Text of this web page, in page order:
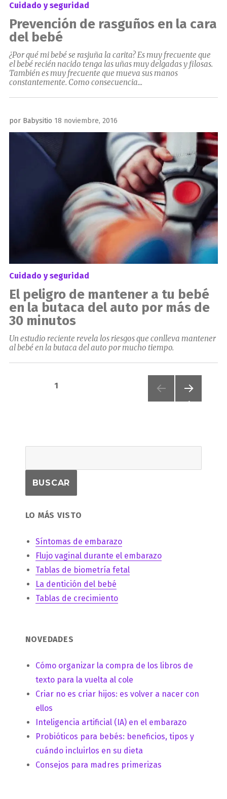
Cuidado y seguridad
Prevención de rasguños en la cara
del bebé
¿Por qué mi bebé se rasjuña la carita? Es muy frecuente que
el bebé recién nacido tenga las uñas muy delgadas y filosas.
También es muy frecuente que mueva sus manos
constantemente. Como consecuencia...
por Babysitio Publicado
el
18 noviembre, 2016
Cuidado y seguridad
El peligro de mantener a tu bebé
en la butaca del auto por más de
30 minutos
Un estudio reciente revela los riesgos que conlleva mantener
al bebé en la butaca del auto por mucho tiempo.
Paginación
PÁGINA1
LO MÁS VISTO
Síntomas de embarazo
Flujo vaginal durante el embarazo
Tablas de biometría fetal
La dentición del bebé
Tablas de crecimiento
NOVEDADES
Cómo organizar la compra de los libros de
texto para la vuelta al cole
Criar no es criar hijos: es volver a nacer con
ellos
Inteligencia artificial (IA) en el embarazo
Probióticos para bebés: beneficios, tipos y
cuándo incluirlos en su dieta
Consejos para madres primerizas